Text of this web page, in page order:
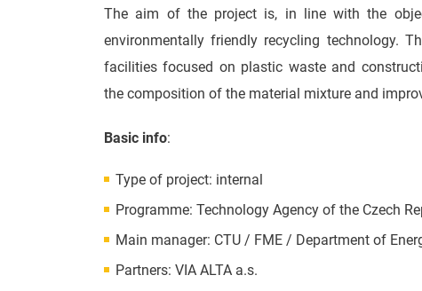
The aim of the project is, in line with the
environmentally friendly recycling technology.
facilities focused on plastic waste and
the composition of the material mixture and
Basic info:
Type of project: internal
Programme: Technology Agency of the Czech
Main manager: CTU / FME / Department of
Partners: VIA ALTA a.s.